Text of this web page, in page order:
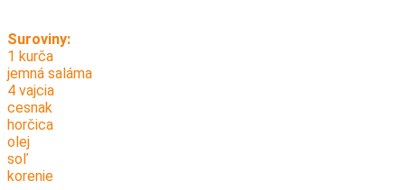
Suroviny:
1 kurča
jemná saláma
4 vajcia
cesnak
horčica
olej
soľ
korenie